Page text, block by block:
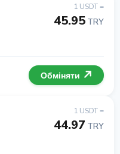
1 USDT =
45.95 TRY
Обміняти
1 USDT =
44.97 TRY